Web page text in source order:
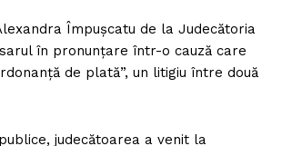
Împușcatu de la Judecătoria
în pronunțare într-o cauză care
de plată”, un litigiu între două
judecătoarea a venit la